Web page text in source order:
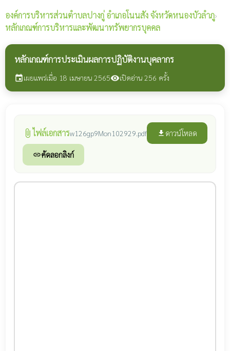
องค์การบริหารส่วนตำบลปางกู่อำเภอโนนสัง จังหวัดหนองบัวลำภู›
หลักเกณฑ์การบริหารและพัฒนาทรัพยากรบุคคล
หลักเกณฑ์การประเมินผลการปฏิบัติงานบุคลากร
eventเผยแพร่เมื่อ 18 เมษายน 2565visibilityเปิดอ่าน 256 ครั้ง
attach_file ไฟล์เอกสารw126gp9Mon102929.pdf file_download ดาวน์โหลด
linkคัดลอกลิงก์